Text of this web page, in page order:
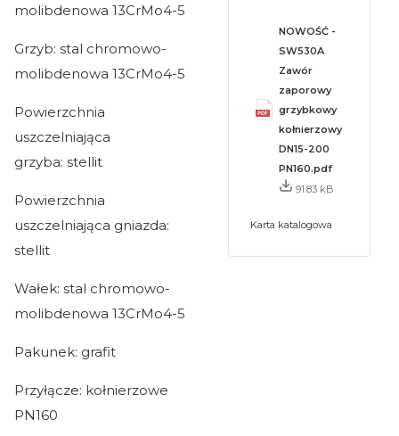
molibdenowa 13CrMo4-5
Grzyb: stal chromowo-
molibdenowa 13CrMo4-5
Powierzchnia
uszczelniająca
grzyba: stellit
Powierzchnia
uszczelniająca gniazda:
stellit
Wałek: stal chromowo-
molibdenowa 13CrMo4-5
Pakunek: grafit
Przyłącze: kołnierzowe
PN160
NOWOŚĆ -
SW530A
Zawór
zaporowy
grzybkowy
kołnierzowy
DN15-200
PN160.pdf
91.83 kB
Karta katalogowa